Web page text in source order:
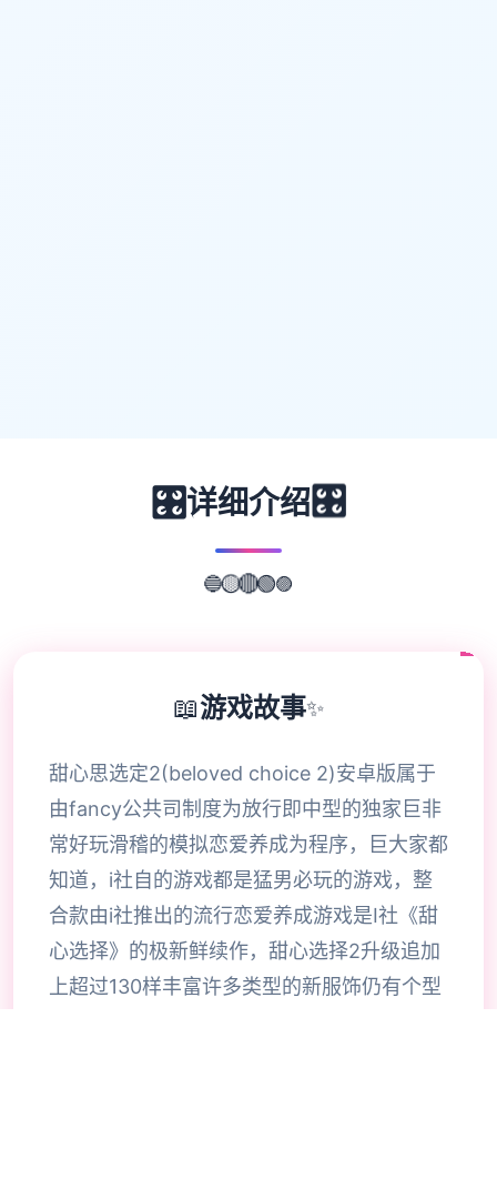
🎛️详细介绍🎛️
🔵🟡🔴🟢🟣
📖游戏故事✨
甜心思选定2(beloved choice 2)安卓版属于
由fancy公共司制度为放行即中型的独家巨非
常好玩滑稽的模拟恋爱养成为程序，巨大家都
知道，i社自的游戏都是猛男必玩的游戏，整
合款由i社推出的流行恋爱养成游戏是I社《甜
心选择》的极新鲜续作，甜心选择2升级追加
上超过130样丰富许多类型的新服饰仍有个型